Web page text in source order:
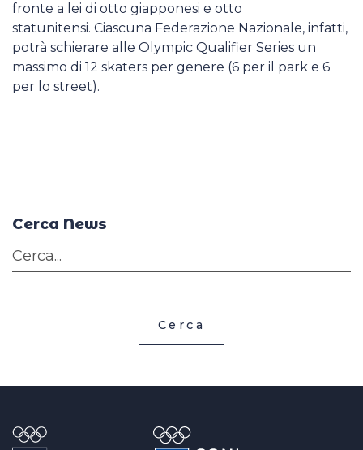
fronte a lei di otto giapponesi e otto
statunitensi. Ciascuna Federazione Nazionale, infatti,
potrà schierare alle Olympic Qualifier Series un
massimo di 12 skaters per genere (6 per il park e 6
per lo street).
Cerca News
Cerca